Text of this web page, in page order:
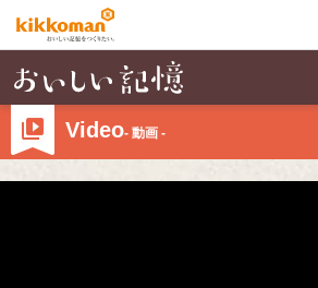
Video- 動画 -